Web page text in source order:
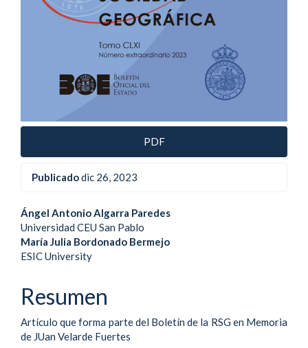
PDF
Publicadodic 26, 2023
Contenido
principal
del
artículo
Ángel Antonio Algarra Paredes
Universidad CEU San Pablo
María Julia Bordonado Bermejo
ESIC University
Resumen
Artículo que forma parte del Boletín de la RSG en Memoria
de JUan Velarde Fuertes